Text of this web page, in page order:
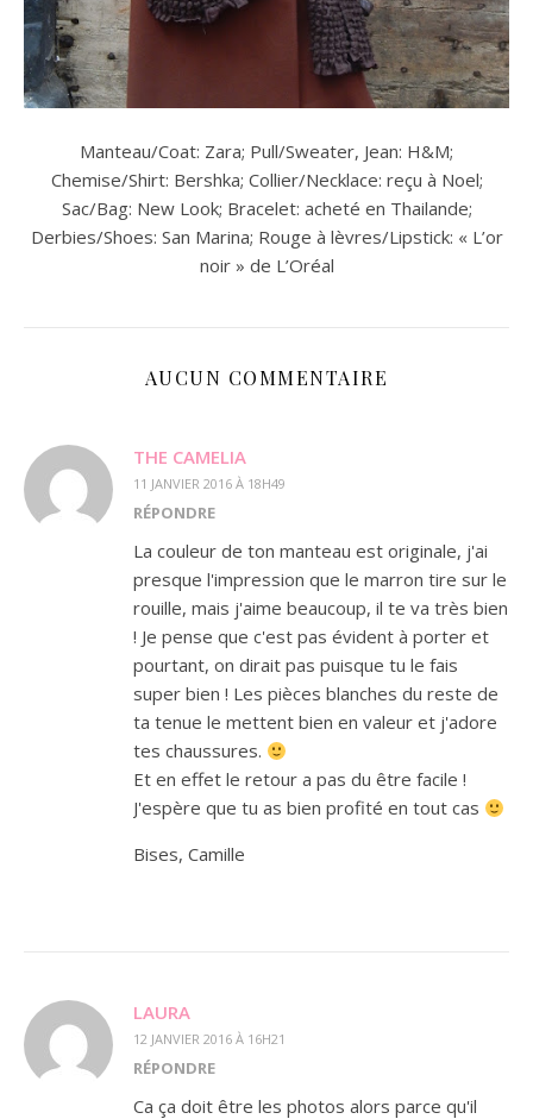
Manteau/Coat: Zara; Pull/Sweater, Jean: H&M;
Chemise/Shirt: Bershka; Collier/Necklace: reçu à Noel;
Sac/Bag: New Look; Bracelet: acheté en Thailande;
Derbies/Shoes: San Marina; Rouge à lèvres/Lipstick: « L’or
noir » de L’Oréal
AUCUN COMMENTAIRE
THE CAMELIA
11 JANVIER 2016 À 18H49
RÉPONDRE
La couleur de ton manteau est originale, j'ai
presque l'impression que le marron tire sur le
rouille, mais j'aime beaucoup, il te va très bien
! Je pense que c'est pas évident à porter et
pourtant, on dirait pas puisque tu le fais
super bien ! Les pièces blanches du reste de
ta tenue le mettent bien en valeur et j'adore
tes chaussures.
Et en effet le retour a pas du être facile !
J'espère que tu as bien profité en tout cas
Bises, Camille
LAURA
12 JANVIER 2016 À 16H21
RÉPONDRE
Ca ça doit être les photos alors parce qu'il